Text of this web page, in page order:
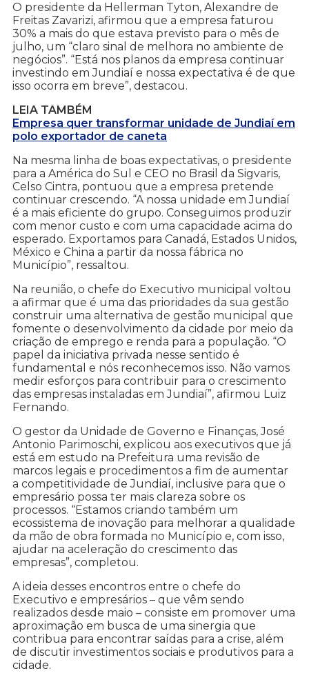
O presidente da Hellerman Tyton, Alexandre de
Freitas Zavarizi, afirmou que a empresa faturou
30% a mais do que estava previsto para o mês de
julho, um “claro sinal de melhora no ambiente de
negócios”. “Está nos planos da empresa continuar
investindo em Jundiaí e nossa expectativa é de que
isso ocorra em breve”, destacou.
LEIA TAMBÉM
Empresa quer transformar unidade de Jundiaí em
polo exportador de caneta
Na mesma linha de boas expectativas, o presidente
para a América do Sul e CEO no Brasil da Sigvaris,
Celso Cintra, pontuou que a empresa pretende
continuar crescendo. “A nossa unidade em Jundiaí
é a mais eficiente do grupo. Conseguimos produzir
com menor custo e com uma capacidade acima do
esperado. Exportamos para Canadá, Estados Unidos,
México e China a partir da nossa fábrica no
Município”, ressaltou.
Na reunião, o chefe do Executivo municipal voltou
a afirmar que é uma das prioridades da sua gestão
construir uma alternativa de gestão municipal que
fomente o desenvolvimento da cidade por meio da
criação de emprego e renda para a população. “O
papel da iniciativa privada nesse sentido é
fundamental e nós reconhecemos isso. Não vamos
medir esforços para contribuir para o crescimento
das empresas instaladas em Jundiaí”, afirmou Luiz
Fernando.
O gestor da Unidade de Governo e Finanças, José
Antonio Parimoschi, explicou aos executivos que já
está em estudo na Prefeitura uma revisão de
marcos legais e procedimentos a fim de aumentar
a competitividade de Jundiaí, inclusive para que o
empresário possa ter mais clareza sobre os
processos. “Estamos criando também um
ecossistema de inovação para melhorar a qualidade
da mão de obra formada no Município e, com isso,
ajudar na aceleração do crescimento das
empresas”, completou.
A ideia desses encontros entre o chefe do
Executivo e empresários – que vêm sendo
realizados desde maio – consiste em promover uma
aproximação em busca de uma sinergia que
contribua para encontrar saídas para a crise, além
de discutir investimentos sociais e produtivos para a
cidade.